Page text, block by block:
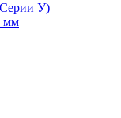
У)
мм